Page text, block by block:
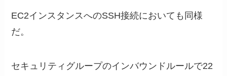
EC2インスタンスへのSSH接続においても同様
だ。
セキュリティグループのインバウンドルールで22